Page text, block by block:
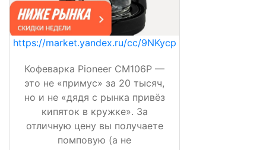
https://market.yandex.ru/cc/9NKycp
Кофеварка Pioneer CM106P —
это не «примус» за 20 тысяч,
но и не «дядя с рынка привёз
кипяток в кружке». За
отличную цену вы получаете
помповую (а не